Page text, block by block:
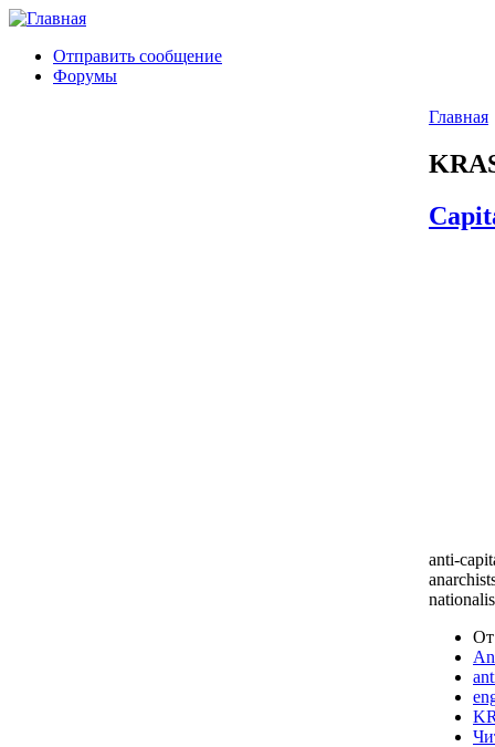
Отправить сообщение
Форумы
Главная
anti-
От